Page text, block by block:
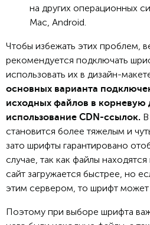
на других операционных
Mac, Android.
Чтобы избежать этих проблем,
рекомендуется подключать
использовать их в дизайн-
основных варианта
исходных файлов в корневую
использование CDN-ссылок.
становится более тяжелым и
зато шрифты гарантировано
случае, так как файлы
сайт загружается быстрее, но
этим сервером, то шрифт может
Поэтому при выборе шрифта